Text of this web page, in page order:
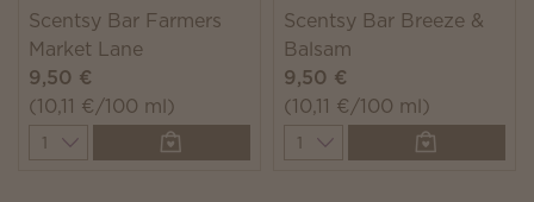
Scentsy Bar Farmers
Market Lane
9,50 €
(10,11 €/100 ml)
Quantity
Scentsy Bar Breeze &
Balsam
9,50 €
(10,11 €/100 ml)
Quantity